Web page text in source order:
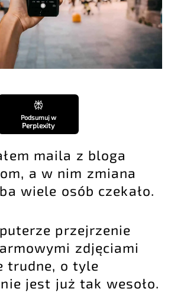
Podsumuj w
Perplexity
maila z bloga
a w nim zmiana
wiele osób czekało.
przejrzenie
zdjęciami
trudne, o tyle
jest już tak wesoło.